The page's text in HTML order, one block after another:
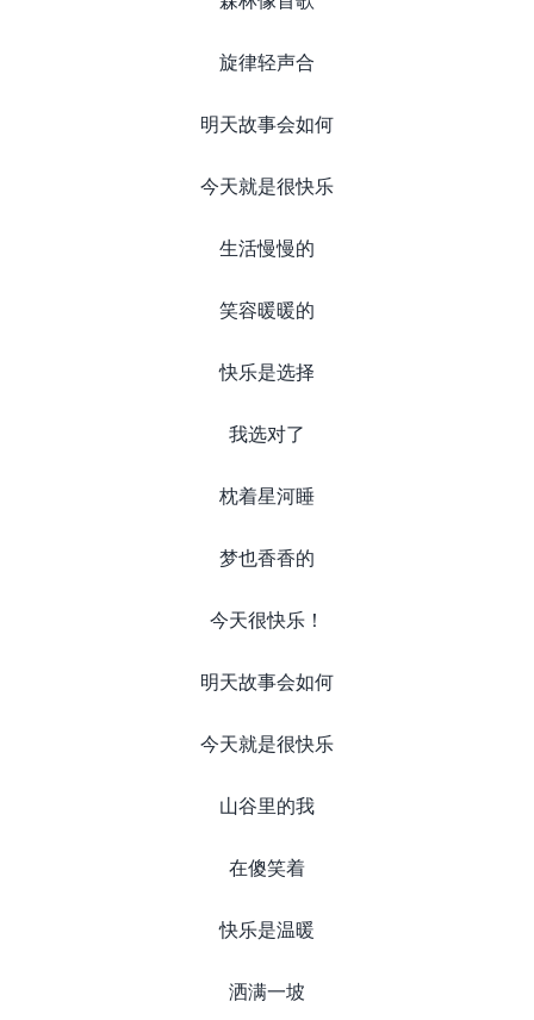
旋律轻声合
明天故事会如何
今天就是很快乐
生活慢慢的
笑容暖暖的
快乐是选择
我选对了
枕着星河睡
梦也香香的
今天很快乐！
明天故事会如何
今天就是很快乐
山谷里的我
在傻笑着
快乐是温暖
洒满一坡